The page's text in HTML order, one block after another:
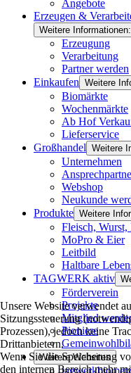
Angebote
Erzeugen &
Weitere
Erzeugung
Verarbeitung
Partner werden
Einkaufen Weitere
Biomärkte
Wochenmärkte
Ab Hof
Lieferservice
Großhandel Weitere
Unternehmen
Webshop
Neukunde
Produkte Weitere
Fleisch, Wurst,
MoPro & Eier
Leitbild
Haltbare
TAGWERK aktiv
Förderverein
Projekte
Mitglied
Pioniere
Weitere Websites
Unsere Website verwendet
Sitzungssteuerung
Prozessen), jedoch keine
Drittanbietern.
Wenn Sie die Speicherung
den internen Bereich mehr